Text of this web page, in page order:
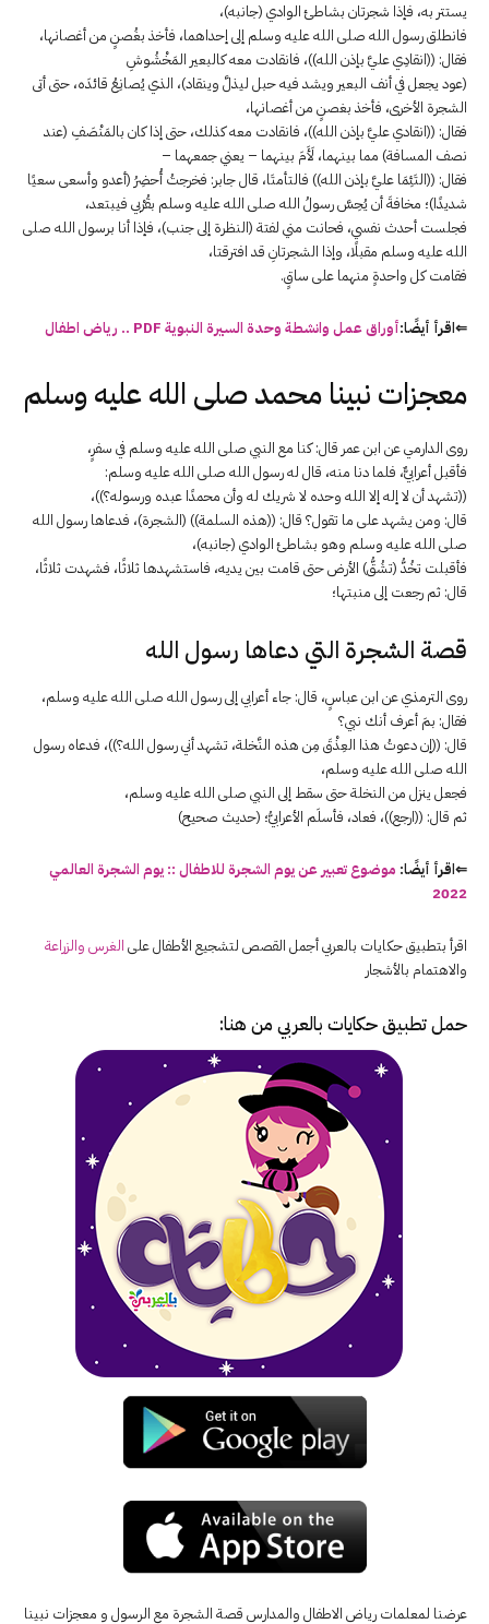
يستتر به، فإذا شجرتان بشاطئ الوادي (جانبه)،
فانطلق رسول الله صلى الله عليه وسلم إلى إحداهما، فأخذ بغُصنٍ من أغصانها،
فقال: ((انقادِي عليَّ بإذن الله))، فانقادت معه كالبعير المَخْشُوشِ
(عود يجعل في أنف البعير ويشد فيه حبل ليذلَّ وينقاد)، الذي يُصانِعُ قائدَه، حتى أتى
الشجرة الأخرى، فأخذ بغصنٍ من أغصانها،
فقال: ((انقادي عليَّ بإذن الله))، فانقادت معه كذلك، حتى إذا كان بالمَنْصَفِ (عند
نصف المسافة) مما بينهما، لَأَمَ بينهما – يعني جمعهما –
فقال: ((التَئِمَا عليَّ بإذن الله)) فالتأمتَا، قال جابر: فخرجتُ أُحضِرُ (أعدو وأسعى سعيًا
شديدًا)؛ مخافةَ أن يُحِسَّ رسولُ الله صلى الله عليه وسلم بقُرْبي فيبتعد،
فجلست أحدث نفسي، فحانت مني لفتة (النظرة إلى جنب)، فإذا أنا برسول الله صلى
الله عليه وسلم مقبلًا، وإذا الشجرتانِ قد افترقتا،
فقامت كل واحدةٍ منهما على ساقٍ.
⇐اقرأ أيضًا:أوراق عمل وانشطة وحدة السيرة النبوية PDF .. رياض اطفال
معجزات نبينا محمد صلى الله عليه وسلم
روى الدارمي عن ابن عمر قال: كنا مع النبي صلى الله عليه وسلم في سفرٍ،
فأقبل أعرابيٌّ، فلما دنا منه، قال له رسول الله صلى الله عليه وسلم:
((تشهد أن لا إله إلا الله وحده لا شريك له وأن محمدًا عبده ورسوله؟))،
قال: ومن يشهد على ما تقول؟ قال: ((هذه السلمة)) (الشجرة)، فدعاها رسول الله
صلى الله عليه وسلم وهو بشاطئ الوادي (جانبه)،
فأقبلت تخُدُّ (تشُقُّ) الأرض حتى قامت بين يديه، فاستشهدها ثلاثًا، فشهدت ثلاثًا،
قال: ثم رجعت إلى منبتها؛
قصة الشجرة التي دعاها رسول الله
روى الترمذي عن ابن عباسٍ، قال: جاء أعرابي إلى رسول الله صلى الله عليه وسلم،
فقال: بمَ أعرف أنك نبي؟
قال: ((إن دعوتُ هذا العِذْقَ مِن هذه النَّخلة، تشهد أني رسول الله؟))، فدعاه رسول
الله صلى الله عليه وسلم،
فجعل ينزل من النخلة حتى سقط إلى النبي صلى الله عليه وسلم،
ثم قال: ((ارجع))، فعاد، فأسلَم الأعرابيُّ؛ (حديث صحيح)
⇐اقرأ أيضًا: موضوع تعبير عن يوم الشجرة للاطفال :: يوم الشجرة العالمي
2022
اقرأ بتطبيق حكايات بالعربي أجمل القصص لتشجيع الأطفال على الغرس والزراعة
والاهتمام بالأشجار
حمل تطبيق حكايات بالعربي من هنا:
عرضنا لمعلمات رياض الاطفال والمدارس قصة الشجرة مع الرسول و معجزات نبينا